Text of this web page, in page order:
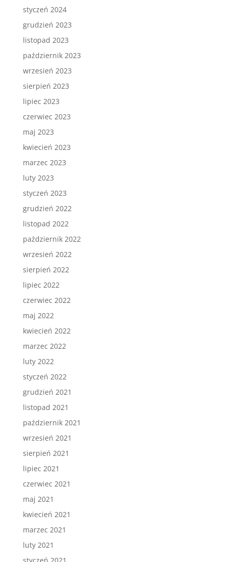
styczeń 2024
grudzień 2023
listopad 2023
październik 2023
wrzesień 2023
sierpień 2023
lipiec 2023
czerwiec 2023
maj 2023
kwiecień 2023
marzec 2023
luty 2023
styczeń 2023
grudzień 2022
listopad 2022
październik 2022
wrzesień 2022
sierpień 2022
lipiec 2022
czerwiec 2022
maj 2022
kwiecień 2022
marzec 2022
luty 2022
styczeń 2022
grudzień 2021
listopad 2021
październik 2021
wrzesień 2021
sierpień 2021
lipiec 2021
czerwiec 2021
maj 2021
kwiecień 2021
marzec 2021
luty 2021